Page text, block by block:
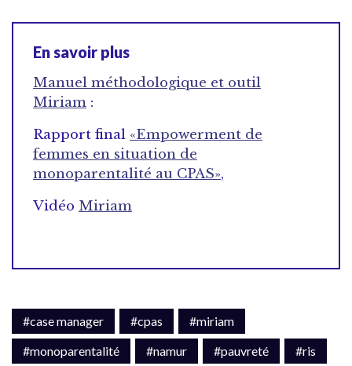
En savoir plus
Manuel méthodologique et outil
Miriam :
Rapport final «Empowerment de
femmes en situation de
monoparentalité au CPAS»,
Vidéo Miriam
#case manager #cpas
#miriam
#monoparentalité
#namur #pauvreté #ris